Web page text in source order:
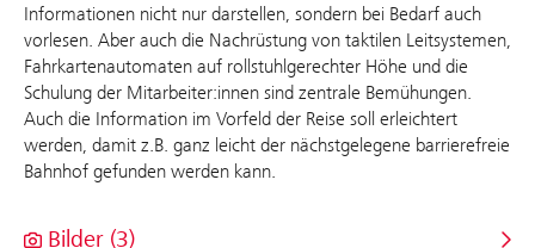
Informationen nicht nur darstellen, sondern bei Bedarf auch
vorlesen. Aber auch die Nachrüstung von taktilen Leitsystemen,
Fahrkartenautomaten auf rollstuhlgerechter Höhe und die
Schulung der Mitarbeiter:innen sind zentrale Bemühungen.
Auch die Information im Vorfeld der Reise soll erleichtert
werden, damit z.B. ganz leicht der nächstgelegene barrierefreie
Bahnhof gefunden werden kann.
Bilder (3)